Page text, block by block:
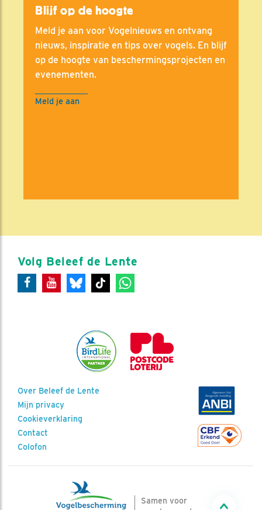
Blijf op de hoogte
Meld je aan voor Vogelnieuws en ontvang
nieuws, inspiratie en tips over vogels. En blijf
op de hoogte van beschermingsprojecten en
evenementen.
Meld je aan
Volg Beleef de Lente
Over Beleef de Lente
Mijn privacy
Cookieverklaring
Contact
Colofon
Samen voor